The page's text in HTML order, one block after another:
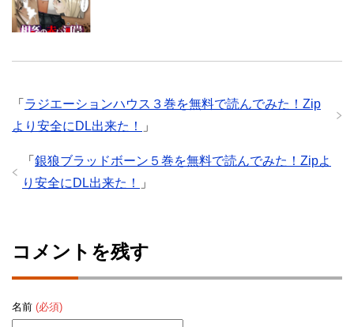
「 ラジエーションハウス３巻を無料で読んでみた！Zip
より安全にDL出来た！
」
「 銀狼ブラッドボーン５巻を無料で読んでみた！Zipよ
り安全にDL出来た！
」
コメントを残す
名前 (必須)